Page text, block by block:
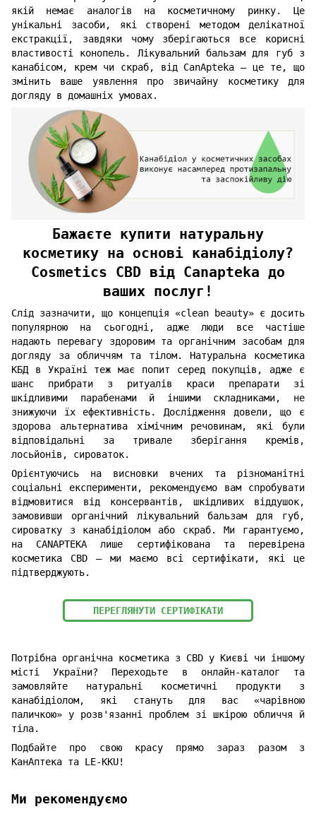
якій немає аналогів на косметичному ринку. Це
унікальні засоби, які створені методом делікатної
екстракції, завдяки чому зберігаються все корисні
властивості конопель. Лікувальний бальзам для губ з
канабісом, крем чи скраб, від CanApteka — це те, що
змінить ваше уявлення про звичайну косметику для
догляду в домашніх умовах.
Бажаєте купити натуральну
косметику на основі канабідіолу?
Cosmetics CBD від Canapteka до
ваших послуг!
Слід зазначити, що концепція «clean beauty» є досить
популярною на сьогодні, адже люди все частіше
надають перевагу здоровим та органічним засобам для
догляду за обличчям та тілом. Натуральна косметика
КБД в Україні теж має попит серед покупців, адже є
шанс прибрати з ритуалів краси препарати зі
шкідливими парабенами й іншими складниками, не
знижуючи їх ефективність. Дослідження довели, що є
здорова альтернатива хімічним речовинам, які були
відповідальні за тривале зберігання кремів,
лосьйонів, сироваток.
Орієнтуючись на висновки вчених та різноманітні
соціальні експерименти, рекомендуємо вам спробувати
відмовитися від консервантів, шкідливих віддушок,
замовивши органічний лікувальний бальзам для губ,
сироватку з канабідіолом або скраб. Ми гарантуємо,
на CANAPTEKA лише сертифікована та перевірена
косметика CBD — ми маємо всі сертифікати, які це
підтверджують.
ПЕРЕГЛЯНУТИ СЕРТИФІКАТИ
Потрібна органічна косметика з CBD у Києві чи іншому
місті України? Переходьте в онлайн-каталог та
замовляйте натуральні косметичні продукти з
канабідіолом, які стануть для вас «чарівною
паличкою» у розв'язанні проблем зі шкірою обличчя й
тіла.
Подбайте про свою красу прямо зараз разом з
КанАптека та LE-KKU!
Ми рекомендуємо